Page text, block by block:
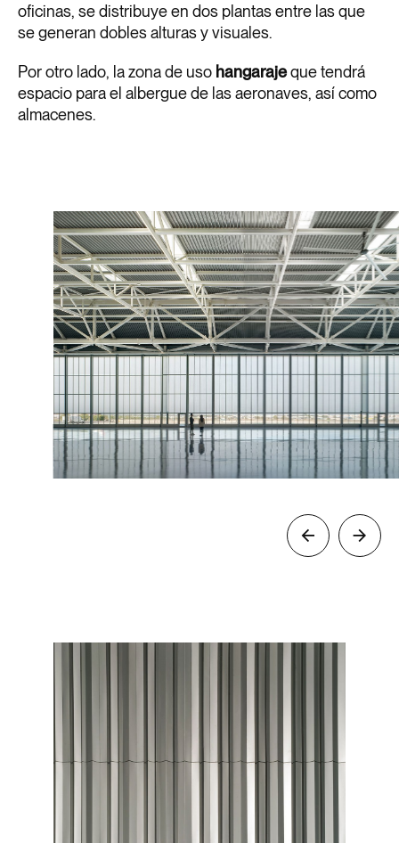
oficinas, se distribuye en dos plantas entre las que
se generan dobles alturas y visuales.
Por otro lado, la zona de uso hangarajeque tendrá
espacio para el albergue de las aeronaves, así como
almacenes.